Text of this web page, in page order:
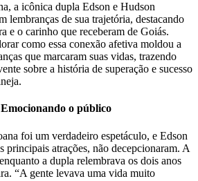
a icônica dupla Edson e Hudson
lembranças de sua trajetória, destacando
e o carinho que receberam de Goiás.
como essa conexão afetiva moldou a
que marcaram suas vidas, trazendo
sobre a história de superação e sucesso
o público
foi um verdadeiro espetáculo, e Edson
principais atrações, não decepcionaram. A
a dupla relembrava os dois anos
“A gente levava uma vida muito